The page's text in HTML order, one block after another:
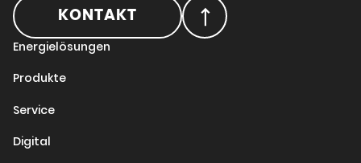
KONTAKT
Energielösungen
Produkte
Service
Digital